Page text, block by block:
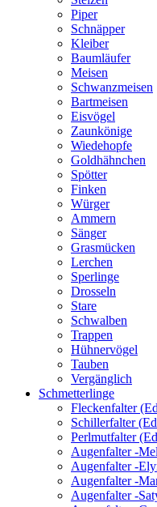
Piper
Schnäpper
Kleiber
Baumläufer
Meisen
Schwanzmeisen
Bartmeisen
Eisvögel
Zaunkönige
Wiedehopfe
Goldhähnchen
Spötter
Finken
Würger
Ammern
Sänger
Grasmücken
Lerchen
Sperlinge
Drosseln
Stare
Schwalben
Trappen
Hühnervögel
Tauben
Vergänglich
Schmetterlinge
Fleckenfalter
Schillerfalter
Perlmutfalter
Augenfalter -
Augenfalter -
Augenfalter -
Augenfalter -